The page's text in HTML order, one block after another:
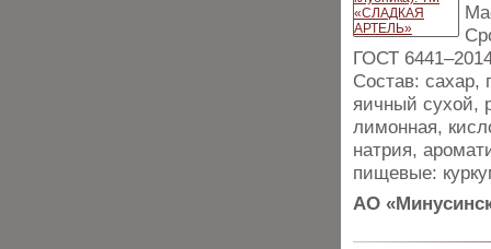
ГОСТ
Состав: сахар,
яичный сухой,
лимонная,
натрия,
пищевые:
АО